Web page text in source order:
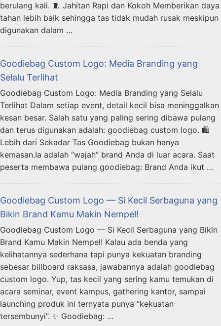
berulang kali. 🧵 Jahitan Rapi dan Kokoh Memberikan daya
tahan lebih baik sehingga tas tidak mudah rusak meskipun
digunakan dalam …
Goodiebag Custom Logo: Media Branding yang
Selalu Terlihat
Goodiebag Custom Logo: Media Branding yang Selalu
Terlihat Dalam setiap event, detail kecil bisa meninggalkan
kesan besar. Salah satu yang paling sering dibawa pulang
dan terus digunakan adalah: goodiebag custom logo. 🛍️
Lebih dari Sekadar Tas Goodiebag bukan hanya
kemasan.Ia adalah “wajah” brand Anda di luar acara. Saat
peserta membawa pulang goodiebag: Brand Anda ikut …
Goodiebag Custom Logo — Si Kecil Serbaguna yang
Bikin Brand Kamu Makin Nempel!
Goodiebag Custom Logo — Si Kecil Serbaguna yang Bikin
Brand Kamu Makin Nempel! Kalau ada benda yang
kelihatannya sederhana tapi punya kekuatan branding
sebesar billboard raksasa, jawabannya adalah goodiebag
custom logo. Yup, tas kecil yang sering kamu temukan di
acara seminar, event kampus, gathering kantor, sampai
launching produk ini ternyata punya “kekuatan
tersembunyi”. ✨ Goodiebag: …